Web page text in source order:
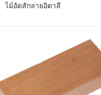
ไม้อัดสักลายอิตาลี